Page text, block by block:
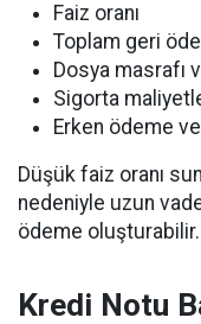
Faiz oranı
Toplam geri
Dosya masrafı
Sigorta
Erken ödeme
Düşük faiz oranı
nedeniyle uzun
ödeme oluşturabilir.
Kredi Notu